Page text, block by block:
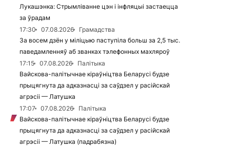
Лукашэнка: Стрымліванне цэн і інфляцыі застаецца
за ўрадам
17:30
07.08.2026
Грамадства
За восем дзён у міліцыю паступіла больш за 2,5 тыс.
паведамленняў аб званках тэлефонных махляроў
17:15
07.08.2026
Палітыка
Вайскова-палітычнае кіраўніцтва Беларусі будзе
прыцягнута да адказнасці за саўдзел у расійскай
агрэсіі — Латушка
17:07
07.08.2026
Палітыка
Вайскова-палітычнае кіраўніцтва Беларусі будзе
прыцягнута да адказнасці за саўдзел у расійскай
агрэсіі — Латушка (падрабязна)